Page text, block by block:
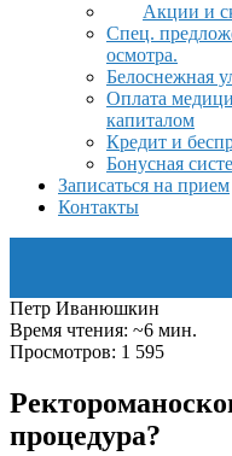
Акции и
Спец.
осмотра.
Белоснежная
Оплата
капиталом
Кредит и
Бонусная
Записаться на прием
Контакты
Петр Иванюшкин
Время чтения: ~6 мин.
Просмотров: 1 595
процедура?